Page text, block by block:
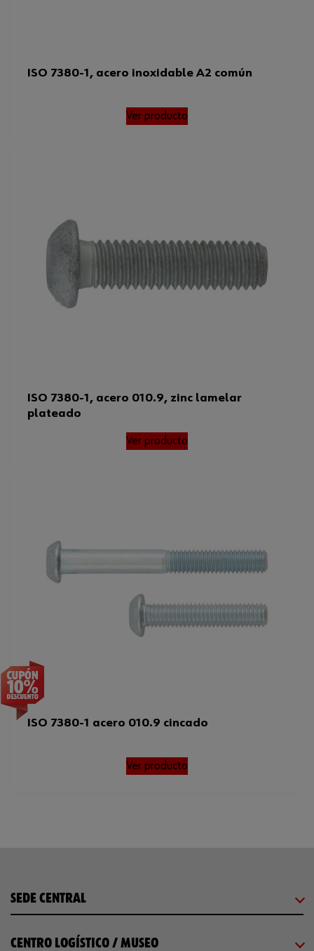
ISO 7380-1, acero inoxidable A2 común
Ver producto
ISO 7380-1, acero 010.9, zinc lamelar
plateado
Ver producto
ISO 7380-1 acero 010.9 cincado
Ver producto
SEDE CENTRAL
CENTRO LOGÍSTICO / MUSEO